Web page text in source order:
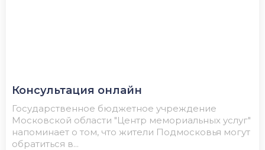
Консультация онлайн
Государственное бюджетное учреждение
Московской области "Центр мемориальных услуг"
напоминает о том, что жители Подмосковья могут
обратиться в...